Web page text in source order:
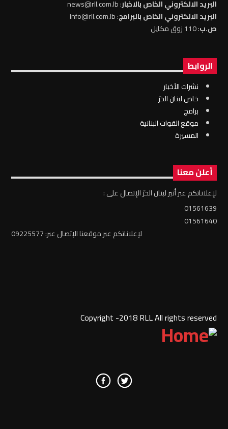
البريد الالكتروني الخاص بالاخبار: news@rll.com.lb
البريد الالكتروني الخاص بالبرامج: info@rll.com.lb
ص.ب: 110 زوق مكايل
الروابط
نشرات الأخبار
خاص لبنان الحرّ
برامج
موقع القوات البنانية
المسيرة
أعلن معنا
لإعلاناتكم عبر أثير لبنان الحرّ الإتصال على :
01561639
01561640
لإعلاناتكم عبر موقعنا الإتصال عبر: 09225577
Copyright -2018 RLL All rights reserved